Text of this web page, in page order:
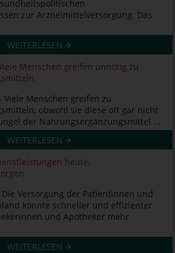
zur Arzneimittelversorgung. Das
WEITERLESEN
Menschen greifen unnötig zu
Viele Menschen greifen zu
obwohl sie diese oft gar nicht
der Nahrungsergänzungsmittel ...
WEITERLESEN
heute,
Die Versorgung der Patientinnen und
könnte schneller und effizienter
und Apotheker mehr
WEITERLESEN